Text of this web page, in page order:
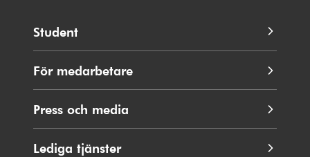
Student
För medarbetare
Press och media
Lediga tjänster